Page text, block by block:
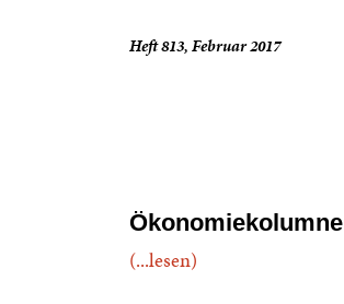
Heft 813, Februar 2017
Ökonomiekolumne
(...lesen)